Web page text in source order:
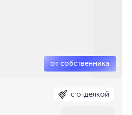
с отделкой